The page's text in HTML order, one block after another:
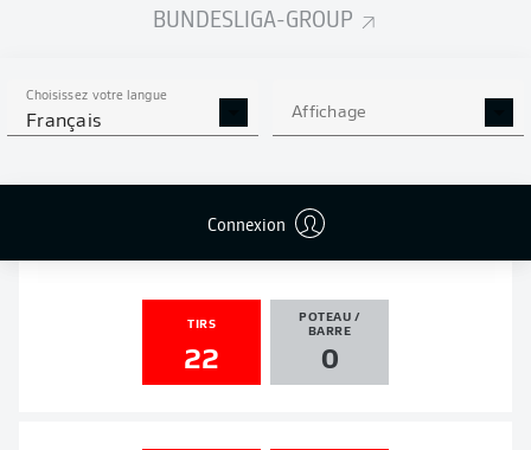
BUNDESLIGA-GROUP
Choisissez votre langue
Français Affichage
Connexion
STATS DE LA SAISON
2022/2023
BUTS
2
PENALTIES
0
TIRS
22
POTEAU /
BARRE
0